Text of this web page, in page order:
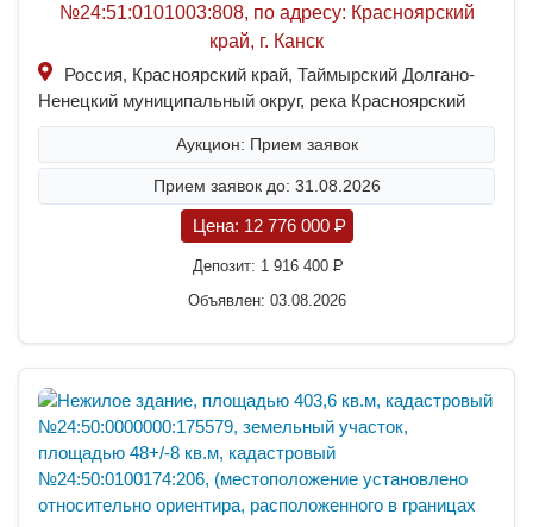
№24:51:0101003:808, по адресу: Красноярский
край, г. Канск
Россия, Красноярский край, Таймырский Долгано-
Ненецкий муниципальный округ, река Красноярский
Аукцион: Прием заявок
Прием заявок до: 31.08.2026
Цена: 12 776 000 P
Депозит: 1 916 400P
Объявлен: 03.08.2026